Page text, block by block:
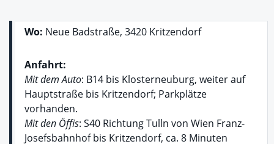
Wo: Neue Badstraße, 3420 Kritzendorf
Anfahrt:
Mit dem Auto: B14 bis Klosterneuburg, weiter auf
Hauptstraße bis Kritzendorf; Parkplätze
vorhanden.
Mit den Öffis: S40 Richtung Tulln von Wien Franz-
Josefsbahnhof bis Kritzendorf, ca. 8 Minuten